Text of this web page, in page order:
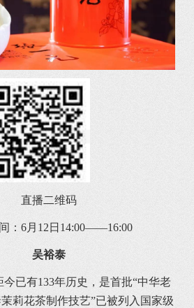
直播二维码
：6月12日14:00——16:00
吴裕泰
今已有133年历史，是首批“中华老
莉花茶制作技艺”已被列入国家级